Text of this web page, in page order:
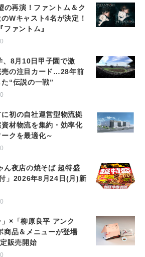
の再演！ファントム＆ク
Wキャスト4名が決定！
ファントム』
8月10日甲子園で激
の注目カード…28年前
“伝説の一戦”
初の自社運営型物流拠
材物流を集約・効率化
クを最適化～
ん夜店の焼そば 超特盛
」2026年8月24日(月)新
」×「柳原良平 アンク
商品＆メニューが登場
販売開始